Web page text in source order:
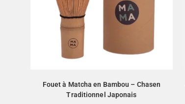
Fouet à Matcha en Bambou – Chasen
Traditionnel Japonais